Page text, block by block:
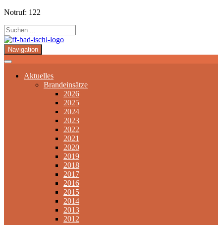
Notruf: 122
Navigation
Aktuelles
Brandeinsätze
2026
2025
2024
2023
2022
2021
2020
2019
2018
2017
2016
2015
2014
2013
2012